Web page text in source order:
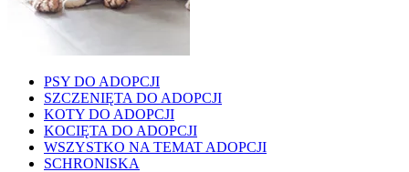
PSY DO ADOPCJI
SZCZENIĘTA DO ADOPCJI
KOTY DO ADOPCJI
KOCIĘTA DO ADOPCJI
WSZYSTKO NA TEMAT ADOPCJI
SCHRONISKA